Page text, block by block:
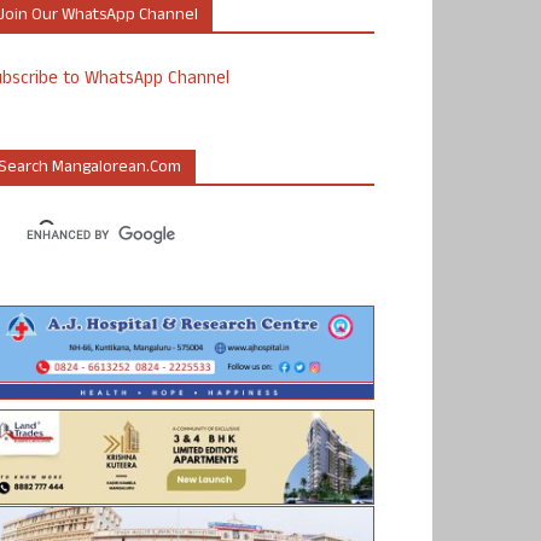
Our WhatsApp Channel
to WhatsApp Channel
Mangalorean.com